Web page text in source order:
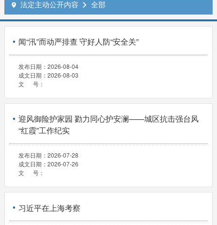
 法定主动公开内容  全部
闻“汛”而动严排查 守好人防“安全关”
发布日期： 2026-08-04
成文日期： 2026-08-03
文 号：
迎风御险护家园 勠力同心护安澜——城区抗击强台风
“红霞”工作纪实
发布日期： 2026-07-28
成文日期： 2026-07-26
文 号：
习近平在上海考察